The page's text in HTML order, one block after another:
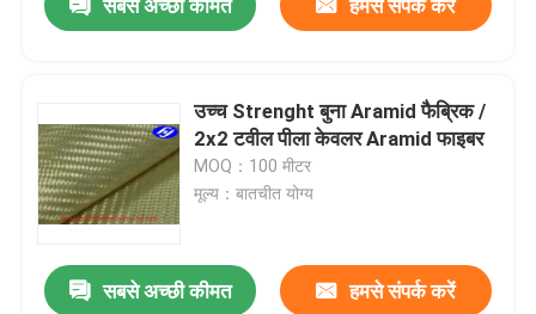
सबसे अच्छी कीमत हमसे संपर्क करें
उच्च Strenght बुना Aramid फैब्रिक /
2x2 टवील पीला केवलर Aramid फाइबर
MOQ：100 मीटर
मूल्य：बातचीत योग्य
सबसे अच्छी कीमत हमसे संपर्क करें